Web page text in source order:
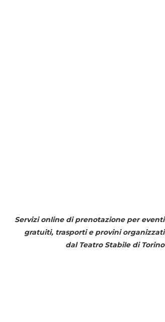
Servizi online di prenotazione per eventi
gratuiti, trasporti e provini organizzati
dal Teatro Stabile di Torino